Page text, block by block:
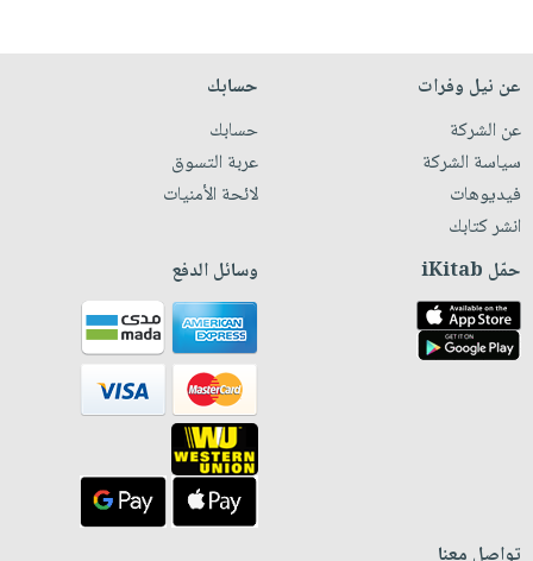
عن نيل وفرات
عن الشركة
سياسة الشركة
فيديوهات
انشر كتابك
حسابك
حسابك
عربة التسوق
لائحة الأمنيات
حمّل iKitab وسائل الدفع